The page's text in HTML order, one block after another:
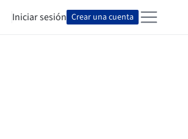
Iniciar sesión Crear una cuenta